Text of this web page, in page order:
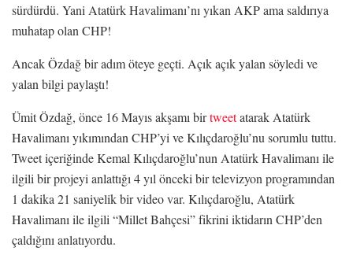
sürdürdü. Yani Atatürk Havalimanı’nı yıkan AKP ama saldırıya
muhatap olan CHP!
Ancak Özdağ bir adım öteye geçti. Açık açık yalan söyledi ve
yalan bilgi paylaştı!
Ümit Özdağ, önce 16 Mayıs akşamı birtweetatarak Atatürk
Havalimanı yıkımından CHP’yi ve Kılıçdaroğlu’nu sorumlu tuttu.
Tweet içeriğinde Kemal Kılıçdaroğlu’nun Atatürk Havalimanı ile
ilgili bir projeyi anlattığı 4 yıl önceki bir televizyon programından
1 dakika 21 saniyelik bir video var. Kılıçdaroğlu, Atatürk
Havalimanı ile ilgili “Millet Bahçesi” fikrini iktidarın CHP’den
çaldığını anlatıyordu.